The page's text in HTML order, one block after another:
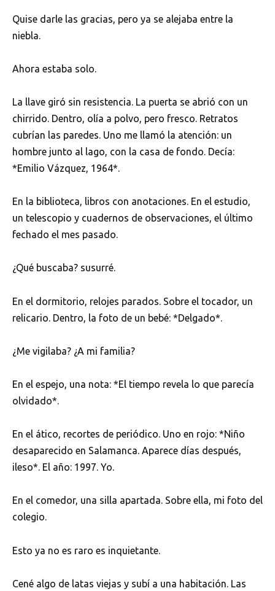
Quise darle las gracias, pero ya se alejaba entre la
niebla.
Ahora estaba solo.
La llave giró sin resistencia. La puerta se abrió con un
chirrido. Dentro, olía a polvo, pero fresco. Retratos
cubrían las paredes. Uno me llamó la atención: un
hombre junto al lago, con la casa de fondo. Decía:
*Emilio Vázquez, 1964*.
En la biblioteca, libros con anotaciones. En el estudio,
un telescopio y cuadernos de observaciones, el último
fechado el mes pasado.
¿Qué buscaba? susurré.
En el dormitorio, relojes parados. Sobre el tocador, un
relicario. Dentro, la foto de un bebé: *Delgado*.
¿Me vigilaba? ¿A mi familia?
En el espejo, una nota: *El tiempo revela lo que parecía
olvidado*.
En el ático, recortes de periódico. Uno en rojo: *Niño
desaparecido en Salamanca. Aparece días después,
ileso*. El año: 1997. Yo.
En el comedor, una silla apartada. Sobre ella, mi foto del
colegio.
Esto ya no es raro es inquietante.
Cené algo de latas viejas y subí a una habitación. Las